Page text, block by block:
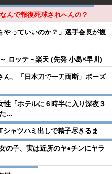
んで報復死球されへんの？
やっていいのか？」選手会長が複
ロッテ－楽天 (先発 小島×早川)
ん、「日本刀で一刀両断」ポーズ
「ホテルに６時半に入り深夜３
...
ャツハミ出しで精子尽きるま
の子、実は近所のヤ●︎チンにヤラ